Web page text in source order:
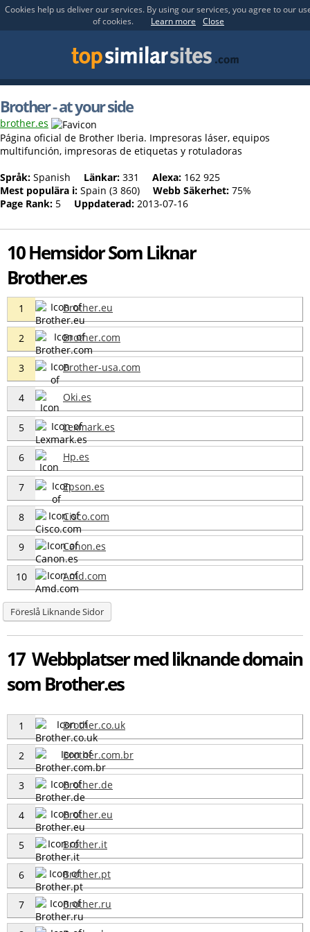
Cookies help us deliver our services. By using our services, you agree to our
of cookies.
Learn more Close
Brother - at your side
brother.es
Página oficial de Brother Iberia. Impresoras láser, equipos
multifunción, impresoras de etiquetas y rotuladoras
Språk: Spanish Länkar: 331 Alexa: 162 925
Mest populära i: Spain (3 860) Webb Säkerhet: 75%
Page Rank: 5 Uppdaterad: 2013-07-16
10 Hemsidor Som Liknar
Brother.es
1 Brother.eu
2 Brother.com
3 Brother-usa.com
4 Oki.es
5 Lexmark.es
6 Hp.es
7 Epson.es
8 Cisco.com
9 Canon.es
10 Amd.com
Föreslå Liknande Sidor
17 Webbplatser med liknande domain
som Brother.es
1 Brother.co.uk
2 Brother.com.br
3 Brother.de
4 Brother.eu
5 Brother.it
6 Brother.pt
7 Brother.ru